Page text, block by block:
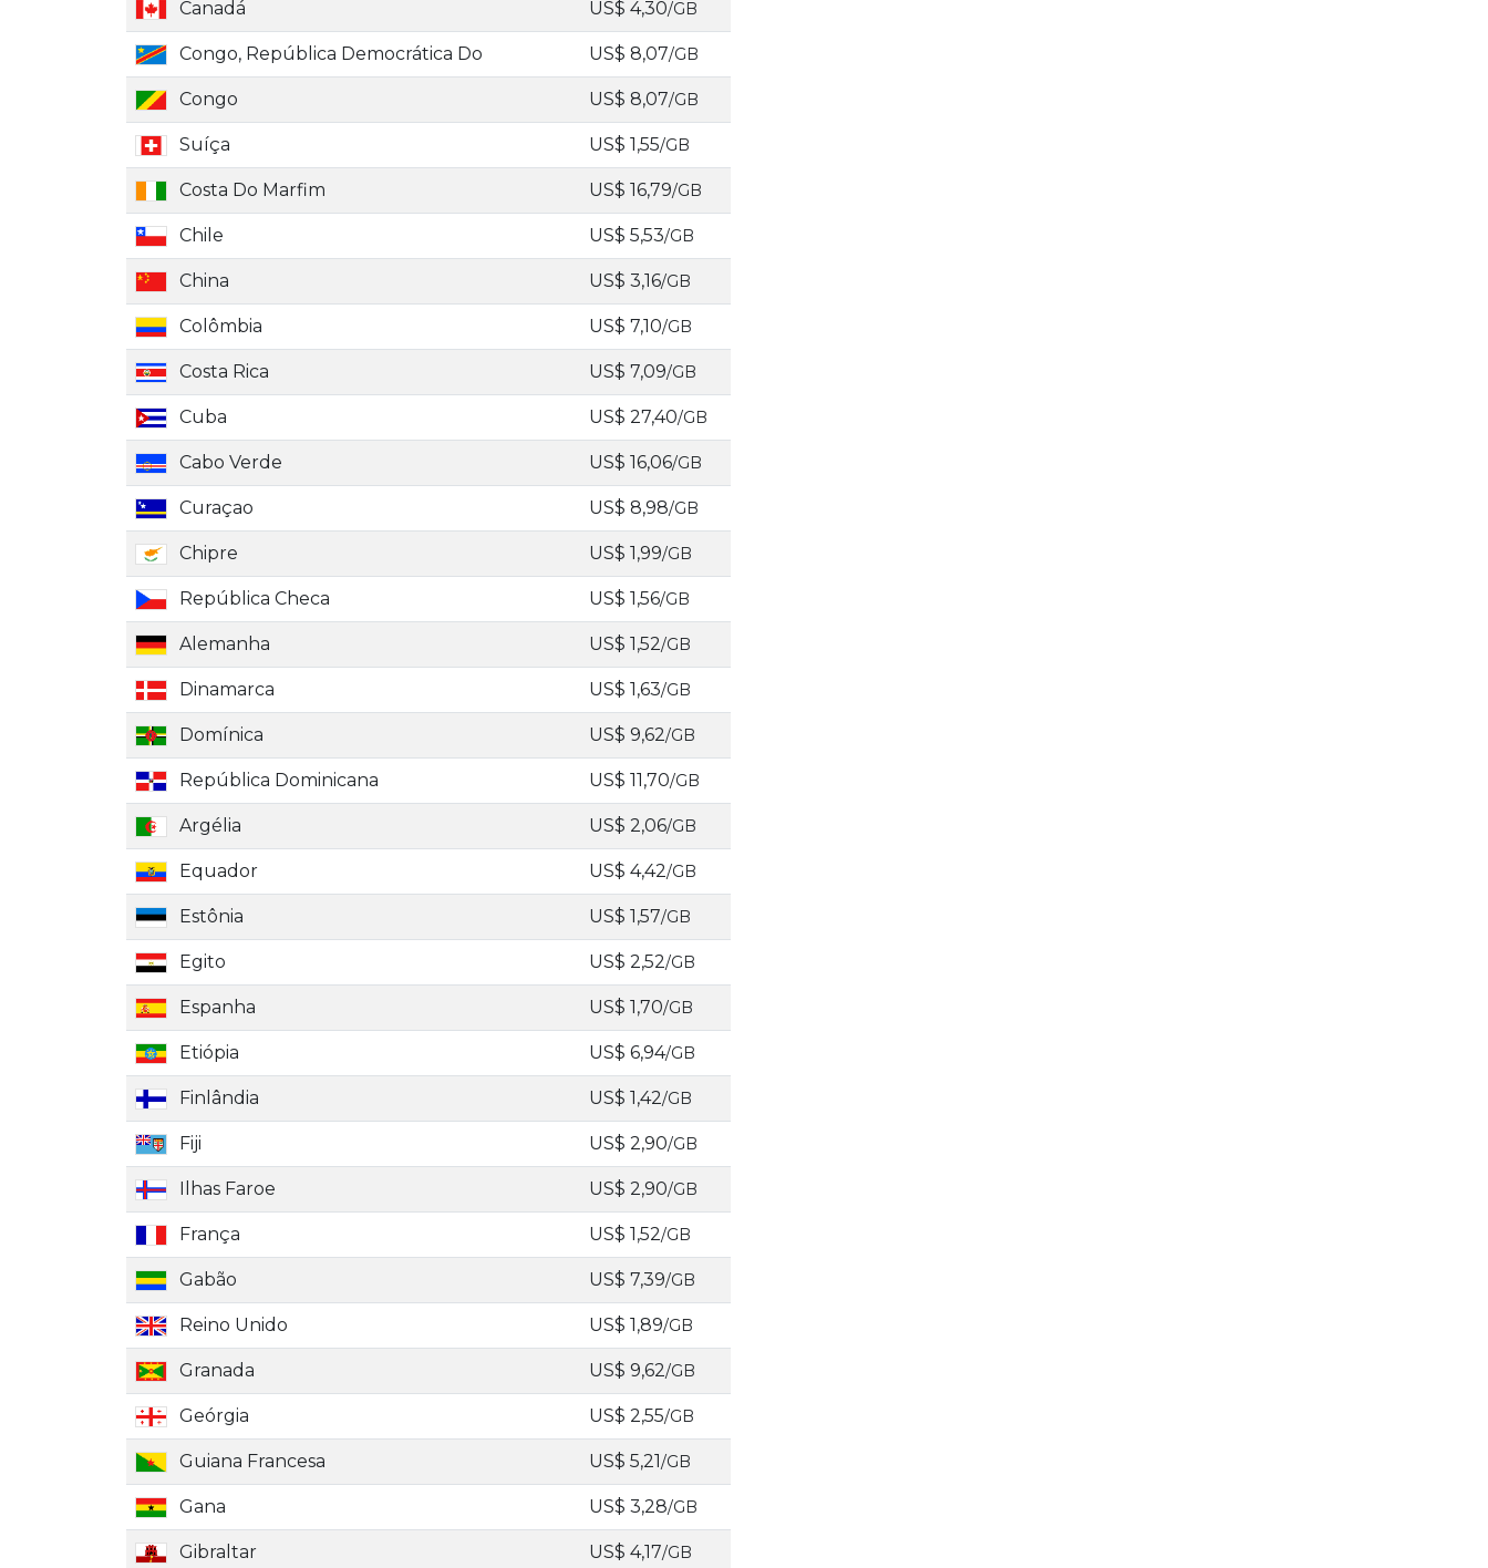
Canadá US$ 4,30/GB
Congo, República Democrática Do US$ 8,07/GB
Congo US$ 8,07/GB
Suíça US$ 1,55/GB
Costa Do Marfim US$ 16,79/GB
Chile US$ 5,53/GB
China US$ 3,16/GB
Colômbia US$ 7,10/GB
Costa Rica US$ 7,09/GB
Cuba US$ 27,40/GB
Cabo Verde US$ 16,06/GB
Curaçao US$ 8,98/GB
Chipre US$ 1,99/GB
República Checa US$ 1,56/GB
Alemanha US$ 1,52/GB
Dinamarca US$ 1,63/GB
Domínica US$ 9,62/GB
República Dominicana US$ 11,70/GB
Argélia US$ 2,06/GB
Equador US$ 4,42/GB
Estônia US$ 1,57/GB
Egito US$ 2,52/GB
Espanha US$ 1,70/GB
Etiópia US$ 6,94/GB
Finlândia US$ 1,42/GB
Fiji US$ 2,90/GB
Ilhas Faroe US$ 2,90/GB
França US$ 1,52/GB
Gabão US$ 7,39/GB
Reino Unido US$ 1,89/GB
Granada US$ 9,62/GB
Geórgia US$ 2,55/GB
Guiana Francesa US$ 5,21/GB
Gana US$ 3,28/GB
Gibraltar US$ 4,17/GB